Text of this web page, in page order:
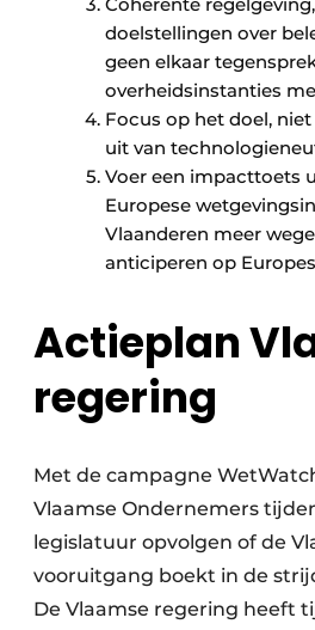
doelstellingen over
geen elkaar
overheidsinstanties
Focus op het doel,
uit van
Voer een impacttoets
Europese
Vlaanderen meer
anticiperen op
Actieplan
regering
Met de campagne
Vlaamse Ondernemers
legislatuur opvolgen of de
vooruitgang boekt in de
De Vlaamse regering heeft